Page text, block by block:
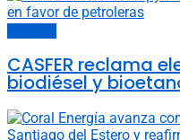
CASFER reclama
biodiésel y